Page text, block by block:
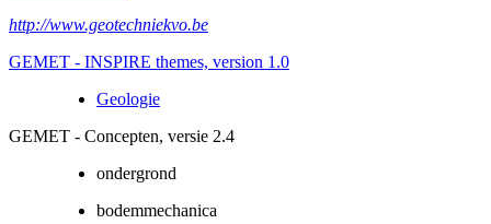
http://www.geotechniekvo.be
GEMET - INSPIRE themes, version 1.0
Geologie
GEMET - Concepten, versie 2.4
ondergrond
bodemmechanica